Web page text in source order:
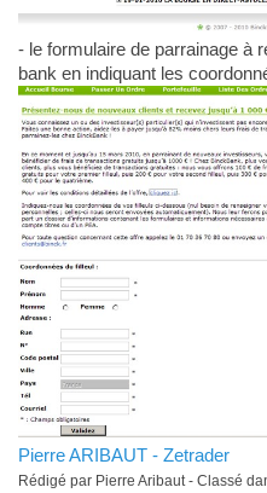
- le formulaire de parrainage à
bank en indiquant les
Pierre ARIBAUT - Zetrader
Rédigé par Pierre Aribaut - Classé